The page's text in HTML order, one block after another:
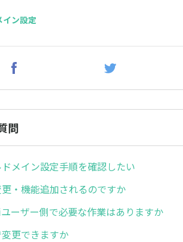
イン設定
問
メイン設定手順を確認したい
・機能追加されるのですか
ーザー側で必要な作業はありますか
更できますか